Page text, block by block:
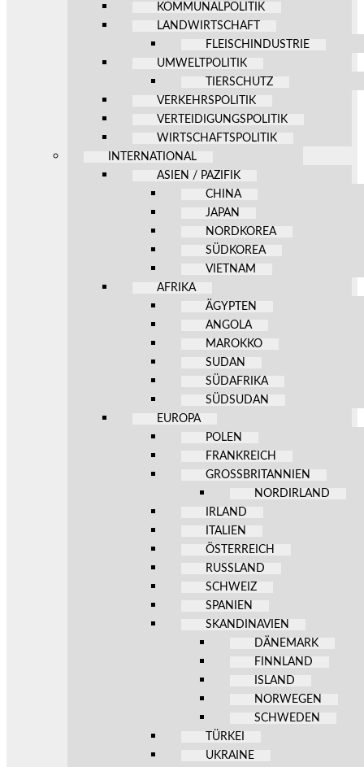
KOMMUNALPOLITIK
LANDWIRTSCHAFT
FLEISCHINDUSTRIE
UMWELTPOLITIK
TIERSCHUTZ
VERKEHRSPOLITIK
VERTEIDIGUNGSPOLITIK
WIRTSCHAFTSPOLITIK
INTERNATIONAL
ASIEN / PAZIFIK
CHINA
JAPAN
NORDKOREA
SÜDKOREA
VIETNAM
AFRIKA
ÄGYPTEN
ANGOLA
MAROKKO
SUDAN
SÜDAFRIKA
SÜDSUDAN
EUROPA
POLEN
FRANKREICH
GROSSBRITANNIEN
NORDIRLAND
IRLAND
ITALIEN
ÖSTERREICH
RUSSLAND
SCHWEIZ
SPANIEN
SKANDINAVIEN
DÄNEMARK
FINNLAND
ISLAND
NORWEGEN
SCHWEDEN
TÜRKEI
UKRAINE